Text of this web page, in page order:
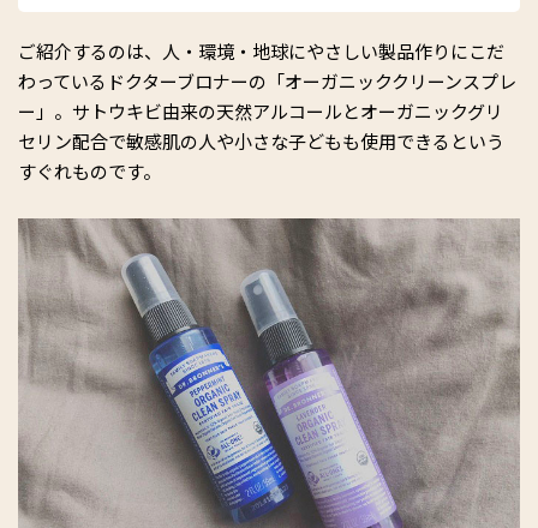
ご紹介するのは、人・環境・地球にやさしい製品作りにこだ
わっているドクターブロナーの「オーガニッククリーンスプレ
ー」。サトウキビ由来の天然アルコールとオーガニックグリ
セリン配合で敏感肌の人や小さな子どもも使用できるという
すぐれものです。